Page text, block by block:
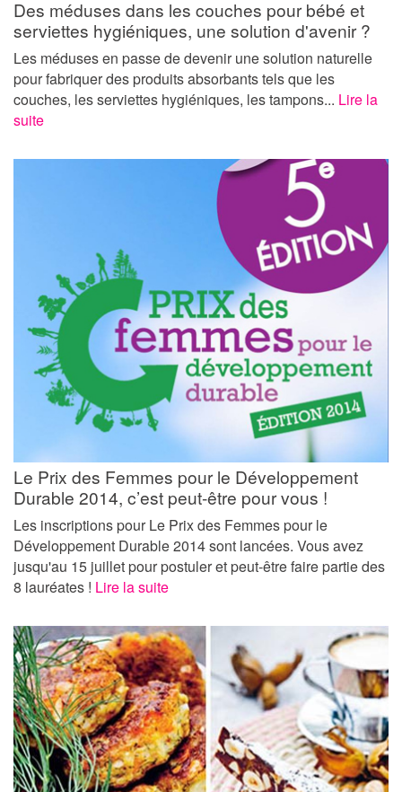
Des méduses dans les couches pour bébé et
serviettes hygiéniques, une solution d'avenir ?
Les méduses en passe de devenir une solution naturelle
pour fabriquer des produits absorbants tels que les
couches, les serviettes hygiéniques, les tampons... Lire la
suite
Le Prix des Femmes pour le Développement
Durable 2014, c’est peut-être pour vous !
Les inscriptions pour Le Prix des Femmes pour le
Développement Durable 2014 sont lancées. Vous avez
jusqu'au 15 juillet pour postuler et peut-être faire partie des
8 lauréates ! Lire la suite